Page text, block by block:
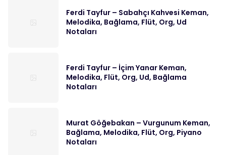
Ferdi Tayfur – Sabahçı Kahvesi Keman,
Melodika, Bağlama, Flüt, Org, Ud
Notaları
Ferdi Tayfur – İçim Yanar Keman,
Melodika, Flüt, Org, Ud, Bağlama
Notaları
Murat Göğebakan – Vurgunum Keman,
Bağlama, Melodika, Flüt, Org, Piyano
Notaları